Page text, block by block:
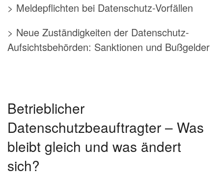
> Meldepflichten bei Datenschutz-Vorfällen
> Neue Zuständigkeiten der Datenschutz-
Aufsichtsbehörden: Sanktionen und Bußgelder
Betrieblicher
Datenschutzbeauftragter – Was
bleibt gleich und was ändert
sich?